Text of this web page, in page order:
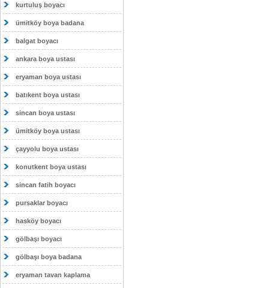
kurtuluş boyacı
ümitköy boya badana
balgat boyacı
ankara boya ustası
eryaman boya ustası
batıkent boya ustası
sincan boya ustası
ümitköy boya ustası
çayyolu boya ustası
konutkent boya ustası
sincan fatih boyacı
pursaklar boyacı
hasköy boyacı
gölbaşı boyacı
gölbaşı boya badana
eryaman tavan kaplama